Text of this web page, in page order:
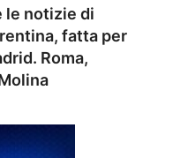
le notizie di
fatta per
Roma,